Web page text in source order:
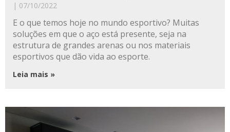
07/10/2022
E o que temos hoje no mundo esportivo? Muitas
soluções em que o aço está presente, seja na
estrutura de grandes arenas ou nos materiais
esportivos que dão vida ao esporte.
Leia mais »